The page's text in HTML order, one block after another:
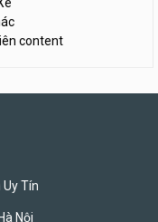
content
Tín
Nội